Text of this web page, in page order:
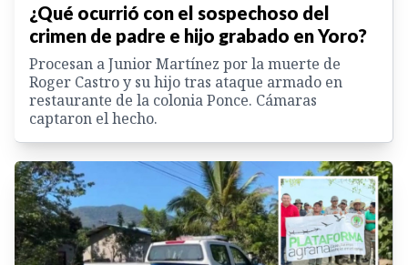
¿Qué ocurrió con el sospechoso del
crimen de padre e hijo grabado en Yoro?
Procesan a Junior Martínez por la muerte de
Roger Castro y su hijo tras ataque armado en
restaurante de la colonia Ponce. Cámaras
captaron el hecho.